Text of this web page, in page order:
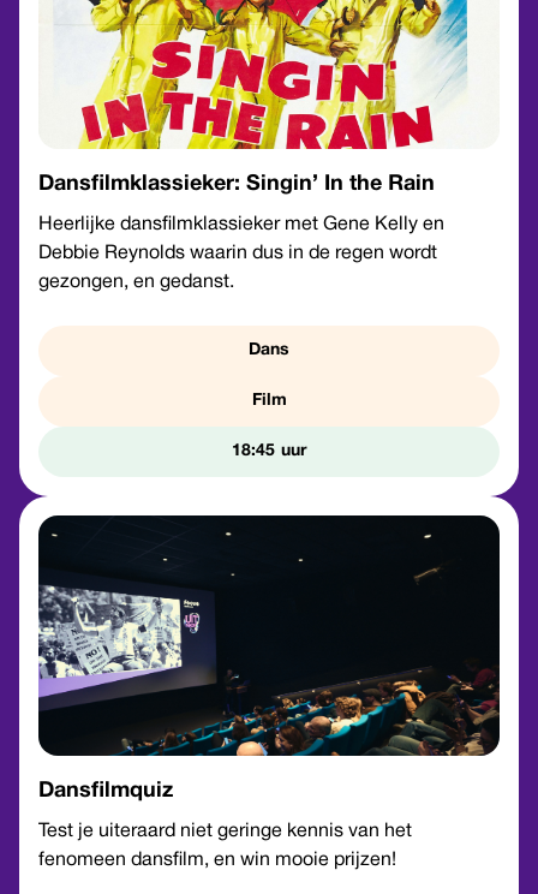
Dansfilmklassieker: Singin’ In the Rain
Heerlijke dansfilmklassieker met Gene Kelly en
Debbie Reynolds waarin dus in de regen wordt
gezongen, en gedanst.
Dans
Film
18:45
Dansfilmquiz
Test je uiteraard niet geringe kennis van het
fenomeen dansfilm, en win mooie prijzen!